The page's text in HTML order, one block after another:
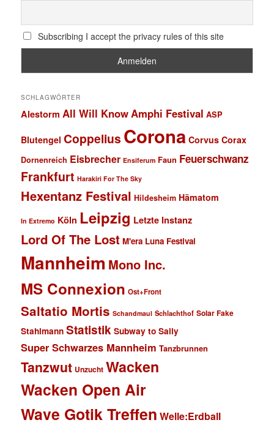
Subscribing I accept the privacy rules of this site
SCHLAGWÖRTER
Alestorm All Will KnowAmphi Festival ASP
Blutengel Coppelius Corona Corvus Corax
Dornenreich Eisbrecher Ensiferum Faun Feuerschwanz
Frankfurt Harakiri For The Sky
Hexentanz Festival Hildesheim Hämatom
In Extremo Köln Leipzig Letzte Instanz
Lord Of The Lost M'era Luna Festival
Mannheim Mono Inc.
MS Connexion Ost+Front
Saltatio Mortis Schandmaul Schlachthof Solar Fake
Stahlmann Statistik Subway to Sally
Super Schwarzes Mannheim Tanzbrunnen
Tanzwut Unzucht Wacken
Wacken Open Air
Wave Gotik Treffen Welle:Erdball